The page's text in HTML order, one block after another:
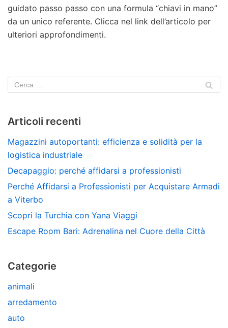
guidato passo passo con una formula “chiavi in mano”
da un unico referente. Clicca nel link dell’articolo per
ulteriori approfondimenti.
Articoli recenti
Magazzini autoportanti: efficienza e solidità per la
logistica industriale
Decapaggio: perché affidarsi a professionisti
Perché Affidarsi a Professionisti per Acquistare Armadi
a Viterbo
Scopri la Turchia con Yana Viaggi
Escape Room Bari: Adrenalina nel Cuore della Città
Categorie
animali
arredamento
auto